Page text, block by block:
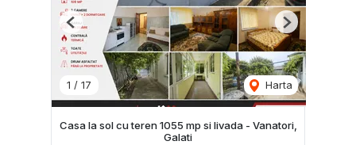
1 / 17 Harta
Previous Next
Casa la sol cu teren 1055 mp si livada - Vanatori,
Galati